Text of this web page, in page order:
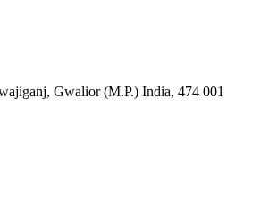
Gwalior (M.P.) India, 474 001